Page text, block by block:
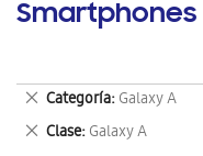
Smartphones
Categoría Galaxy A
Eliminar
este
artículo
Clase Galaxy A
Eliminar